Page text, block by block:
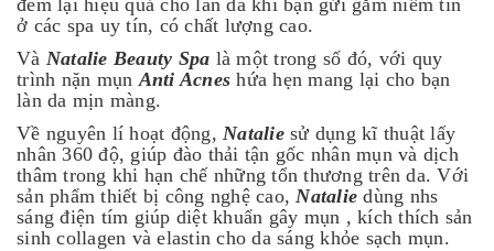
đem lại hiệu quả cho làn da khi bạn gửi gắm niềm tin
ở các spa uy tín, có chất lượng cao.
Và Natalie Beauty Spa là một trong số đó, với quy
trình nặn mụnAnti Acneshứa hẹn mang lại cho bạn
làn da mịn màng.
Về nguyên lí hoạt động, Natalie sử dụng kĩ thuật lấy
nhân 360 độ, giúp đào thải tận gốc nhân mụn và dịch
thâm trong khi hạn chế những tổn thương trên da. Với
sản phẩm thiết bị công nghệ cao,Nataliedùng nhs
sáng điện tím giúp diệt khuẩn gây mụn , kích thích sản
sinh collagen và elastin cho da sáng khỏe sạch mụn.